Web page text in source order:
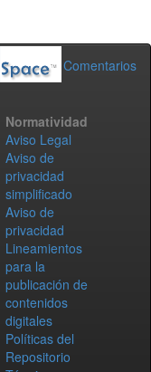
Comentarios
Normatividad
Aviso Legal
Aviso de
privacidad
simplificado
Aviso de
privacidad
Lineamientos
para la
publicación de
contenidos
digitales
Políticas del
Repositorio